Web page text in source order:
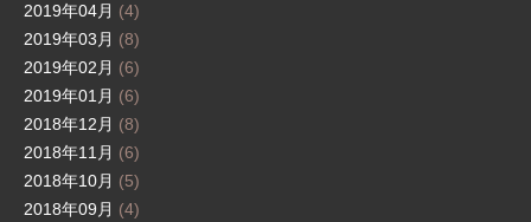
2019年04月 (4)
2019年03月 (8)
2019年02月 (6)
2019年01月 (6)
2018年12月 (8)
2018年11月 (6)
2018年10月 (5)
2018年09月 (4)